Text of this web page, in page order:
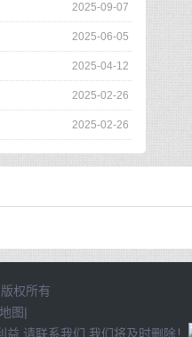
2025-09-07
2025-06-05
2025-04-12
2025-02-26
2025-02-26
权所有
图|
,请联系我们,我们将及时删除！